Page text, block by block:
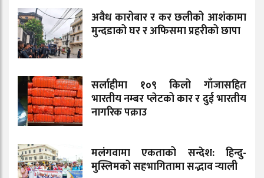
अवैध कारोबार र कर छलीको आशंकामा
मुन्दडाको घर र अफिसमा प्रहरीको छापा
सर्लाहीमा १०९ किलो गाँजासहित
भारतीय नम्बर प्लेटको कार र दुई भारतीय
नागरिक पक्राउ
मलंगवामा एकताको सन्देश: हिन्दु-
मुस्लिमको सहभागितामा सद्भाव र्‍याली